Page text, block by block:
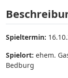
Spieltermin:
Spielort: ehem.
Bedburg